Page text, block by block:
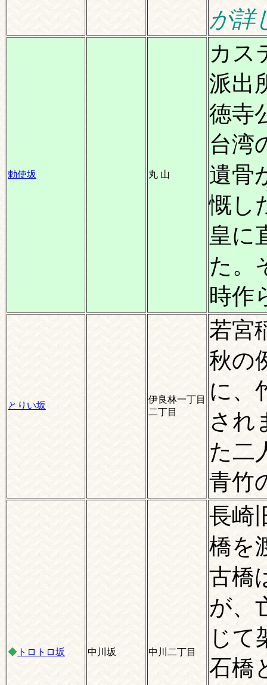
が詳
勅使坂 丸 山
カス
派出
徳寺
台湾
遺骨
慨し
皇に
た。
時作
とりい坂
伊良林一丁目
二丁目
若宮
秋の
に、
され
た二
青竹
◆ トロトロ坂 中川坂 中川二丁目
長崎
橋を
古橋
が、
じて
石橋